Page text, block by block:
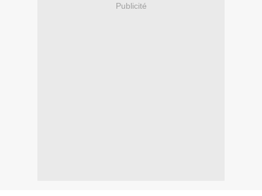
Publicité